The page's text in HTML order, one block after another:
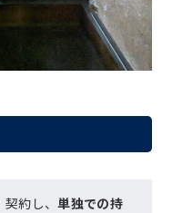
契約し、単独での持